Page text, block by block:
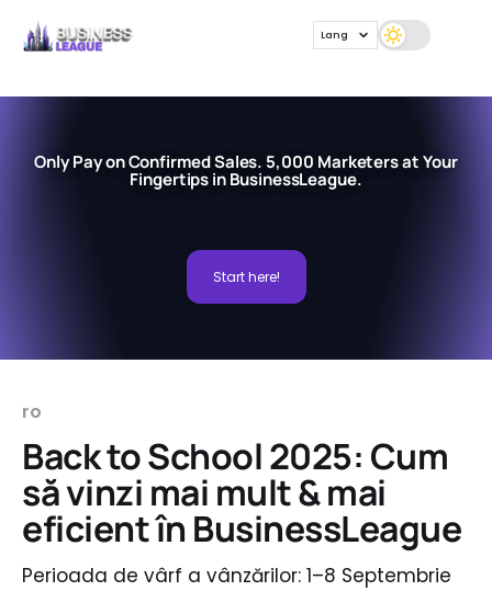
Lang
Only Pay on Confirmed Sales. 5,000 Marketers at Your
Fingertips in BusinessLeague.
Start here!
ro
Back to School 2025: Cum
să vinzi mai mult & mai
eficient în BusinessLeague
Perioada de vârf a vânzărilor: 1–8 Septembrie